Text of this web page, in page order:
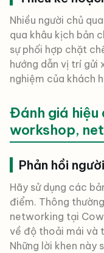
Nhiều người chủ
qua khâu kịch bản
sự phối hợp chặt
hướng dẫn vị trí gửi
nghiệm của khách
Đánh giá hiệu
workshop,
Phản hồi
Hãy sử dụng các
điểm. Thông
networking tại
về độ thoải mái và
Những lời khen này